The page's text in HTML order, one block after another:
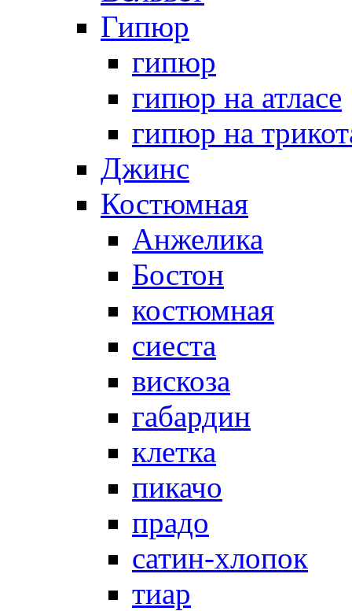
Гипюр
гипюр
гипюр на атласе
гипюр на
Джинс
Костюмная
Анжелика
Бостон
костюмная
сиеста
вискоза
габардин
клетка
пикачо
прадо
сатин-хлопок
тиар